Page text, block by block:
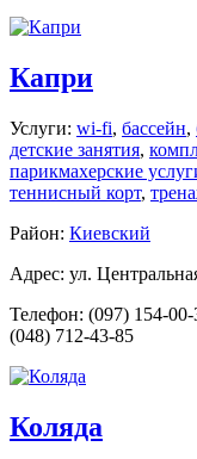
Капри
Услуги: wi-fi, бассейн,
детские занятия,
парикмахерские
теннисный корт,
Район: Киевский
Адрес: ул.
Телефон: (097) 154-
(048) 712-43-85
Коляда